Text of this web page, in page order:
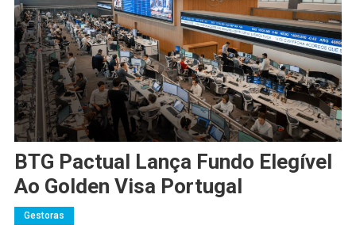
BTG Pactual Lança Fundo Elegível
Ao Golden Visa Portugal
Gestoras